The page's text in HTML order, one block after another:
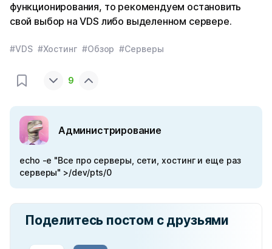
функционирования, то рекомендуем остановить
свой выбор на VDS либо выделенном сервере.
#VDS #Хостинг #Обзор #Серверы
9
Администрирование
echo -e "Все про серверы, сети, хостинг и еще раз
серверы" >/dev/pts/0
Поделитесь постом с друзьями